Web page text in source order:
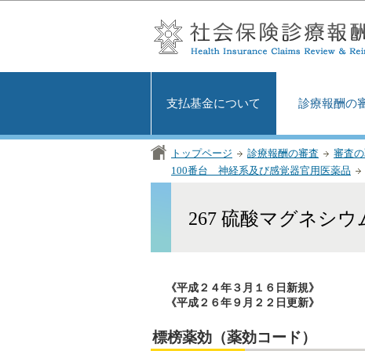
支払基金について 診療報酬の
トップページ 診療報酬の審査 審査
100番台 神経系及び感覚器官用医薬品
267 硫酸マグネシウ
《平成２４年３月１６日新規》
《平成２６年９月２２日更新》
標榜薬効（薬効コード）